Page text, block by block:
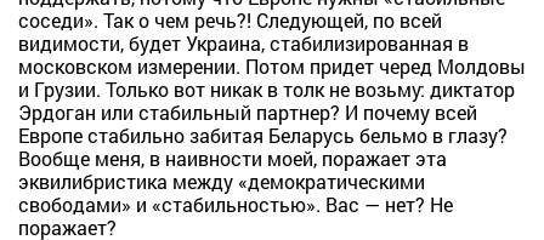
соседи». Так о чем речь?! Следующей, по всей
видимости, будет Украина, стабилизированная в
московском измерении. Потом придет черед Молдовы
и Грузии. Только вот никак в толк не возьму: диктатор
Эрдоган или стабильный партнер? И почему всей
Европе стабильно забитая Беларусь бельмо в глазу?
Вообще меня, в наивности моей, поражает эта
эквилибристика между «демократическими
свободами» и «стабильностью». Вас — нет? Не
поражает?